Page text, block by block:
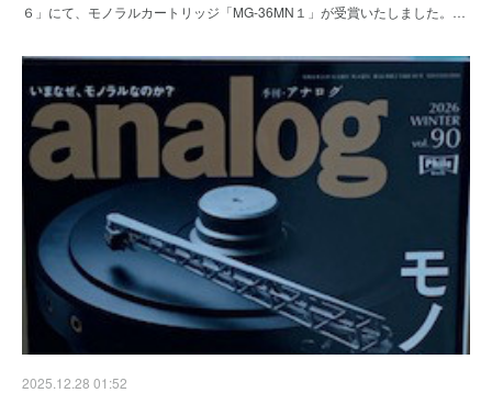
６」にて、モノラルカートリッジ「MG-36MN１」が受賞いたしました。…
2025.12.28 01:52